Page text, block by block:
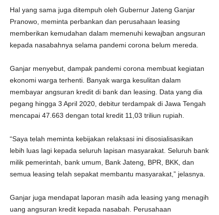
Hal yang sama juga ditempuh oleh Gubernur Jateng Ganjar
Pranowo, meminta perbankan dan perusahaan leasing
memberikan kemudahan dalam memenuhi kewajban angsuran
kepada nasabahnya selama pandemi corona belum mereda.
Ganjar menyebut, dampak pandemi corona membuat kegiatan
ekonomi warga terhenti. Banyak warga kesulitan dalam
membayar angsuran kredit di bank dan leasing. Data yang dia
pegang hingga 3 April 2020, debitur terdampak di Jawa Tengah
mencapai 47.663 dengan total kredit 11,03 triliun rupiah.
“Saya telah meminta kebijakan relaksasi ini disosialisasikan
lebih luas lagi kepada seluruh lapisan masyarakat. Seluruh bank
milik pemerintah, bank umum, Bank Jateng, BPR, BKK, dan
semua leasing telah sepakat membantu masyarakat,” jelasnya.
Ganjar juga mendapat laporan masih ada leasing yang menagih
uang angsuran kredit kepada nasabah. Perusahaan